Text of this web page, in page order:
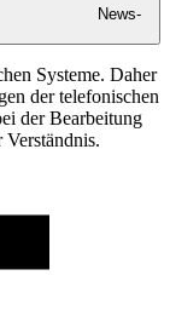
News-
Systeme. Daher
der telefonischen
der Bearbeitung